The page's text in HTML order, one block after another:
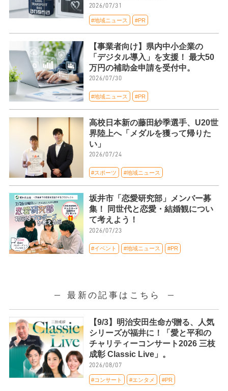
2026/07/31
#地域ニュース #PR
【事業者向け】県内中小企業の
「デジタル導入」を支援！ 最大50
万円の補助金申請を受付中。
2026/07/30
#地域ニュース #PR
高校日本新の藤田紗季選手、U20世
界陸上へ「メダルを獲って帰りた
い」
2026/07/24
#スポーツ #地域ニュース
坂井市「恋愛研究部」メンバー募
集！ 同世代と恋愛・結婚観につい
て考えよう！
2026/07/23
#イベント #地域ニュース #PR
最新の記事はこちら
【9/3】明治安田生命が贈る、人気
シリーズが福井に！「愛と平和の
チャリティーコンサート2026 三枝
成彰 Classic Live」。
2026/08/07
#コンサート #エンタメ #PR